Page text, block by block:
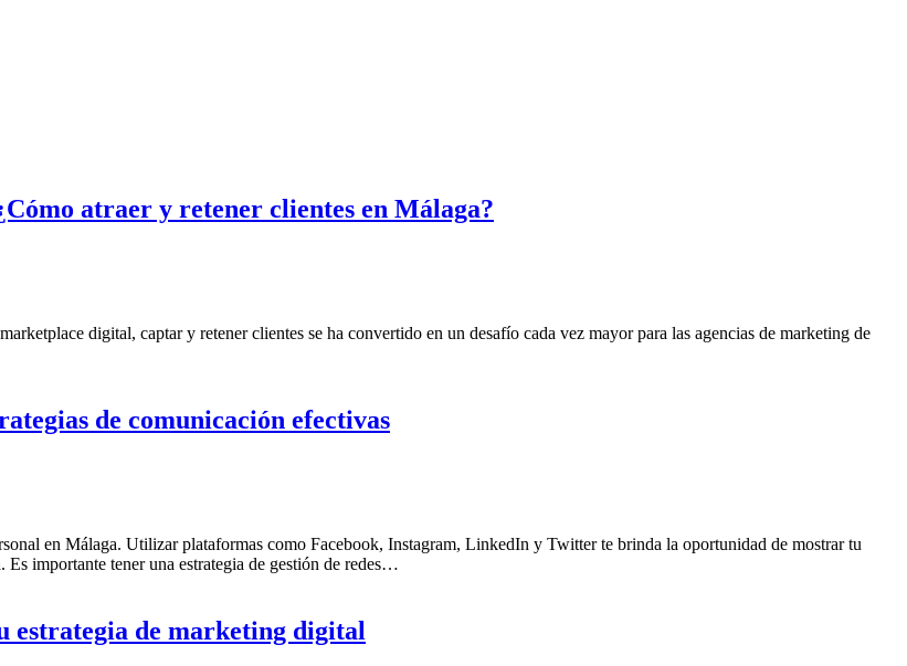
atraer y retener clientes en Málaga?
digital, captar y retener clientes se ha convertido en un desafío cada vez mayor para las agencias de marketing de
de comunicación efectivas
en Málaga. Utilizar plataformas como Facebook, Instagram, LinkedIn y Twitter te brinda la oportunidad de mostrar tu
importante tener una estrategia de gestión de redes…
estrategia de marketing digital